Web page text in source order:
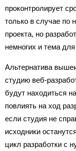
проконтролирует
только в случае по
проекта, но
немногих и тема
Альтернатива
студию веб-
будут находиться
повлиять на ход
если студия не
исходники
цикл разработки с